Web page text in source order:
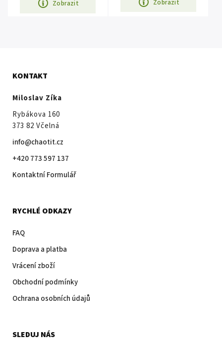
Zobrazit Zobrazit
KONTAKT
Miloslav Zíka
Rybákova 160
373 82 Včelná
info@chaotit.cz
+420 773 597 137
Kontaktní Formulář
RYCHLÉ ODKAZY
FAQ
Doprava a platba
Vrácení zboží
Obchodní podmínky
Ochrana osobních údajů
SLEDUJ NÁS